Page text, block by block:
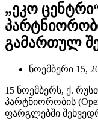
„ეკო
გამართულ
ნოემბერი 15,
15 ნოემბერს, ქ.
პარტნიორობის
ფარგლებში